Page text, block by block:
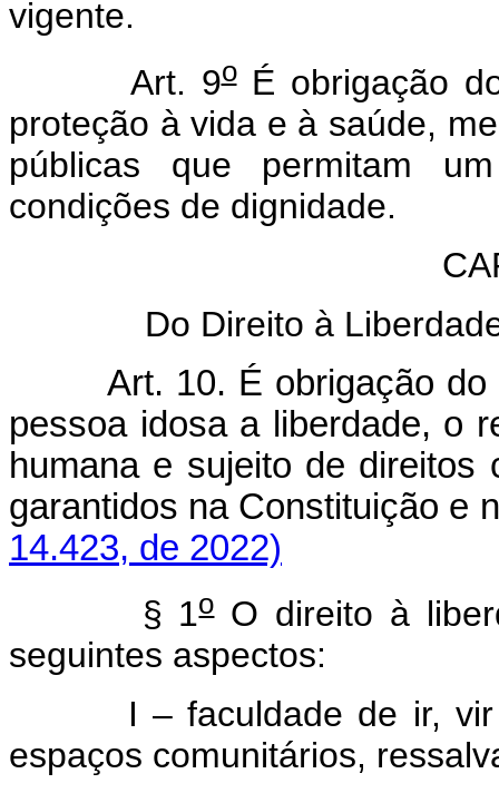
vigente.
Art. 9o É obrigação
proteção à vida e à saúde,
públicas que permitam
condições de dignidade.
Do Direito à
Art. 10. É obrigação
pessoa idosa a liberdade, o
humana e sujeito de
garantidos na Constituição
14.423, de 2022)
§ 1oO direito à
seguintes aspectos:
I – faculdade de ir, vir e
espaços comunitários,